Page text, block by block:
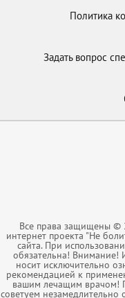
Политика
Задать вопрос
Все права защищены ©
интернет проекта "Не
сайта. При
обязательна! Внимание!
носит исключительно
рекомендацией к
вашим лечащим врачом!
советуем